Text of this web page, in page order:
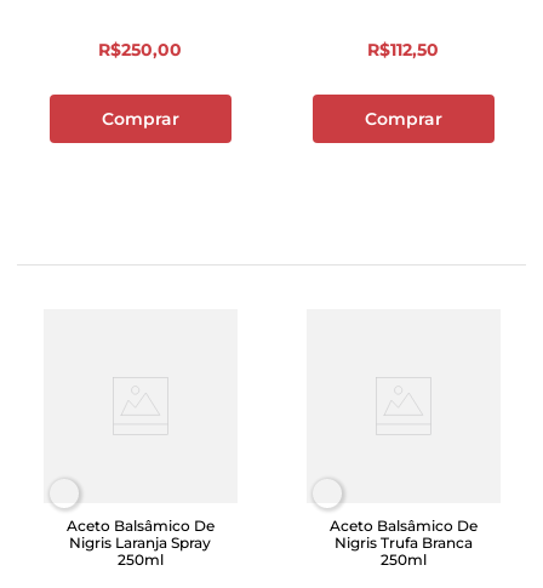
R$250,00
Comprar
R$112,50
Comprar
Aceto Balsâmico De
Nigris Laranja Spray
250ml
Aceto Balsâmico De
Nigris Trufa Branca
250ml